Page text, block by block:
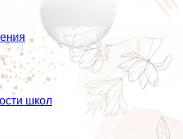
школ